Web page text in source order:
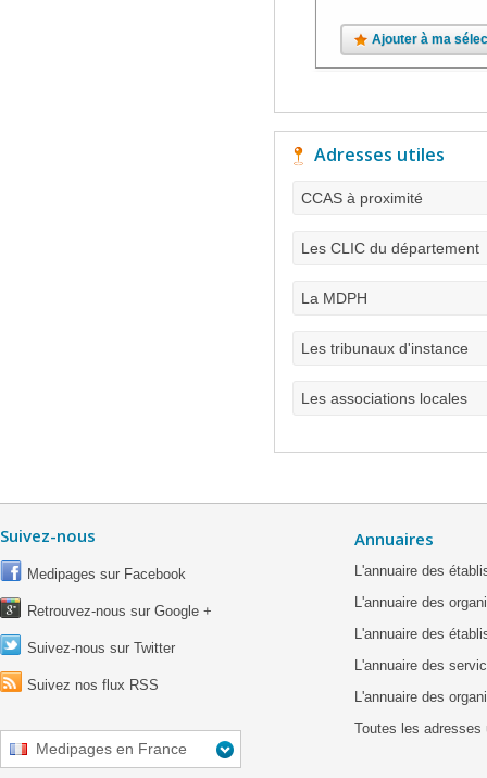
Ajouter à ma
Adresses utiles
CCAS à proximité
Les CLIC du département
La MDPH
Les tribunaux d'instance
Les associations locales
Suivez-nous
Medipages sur Facebook
Retrouvez-nous sur Google +
Suivez-nous sur Twitter
Suivez nos flux RSS
Medipages en France
Annuaires
L'annuaire des
L'annuaire des
L'annuaire des
L'annuaire des
L'annuaire des
Toutes les adresses